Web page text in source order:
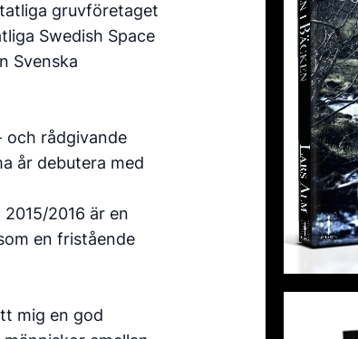
gruvföretaget
Swedish Space
Svenska
och rådgivande
år debutera med
2016 är en
en fristående
mig en god